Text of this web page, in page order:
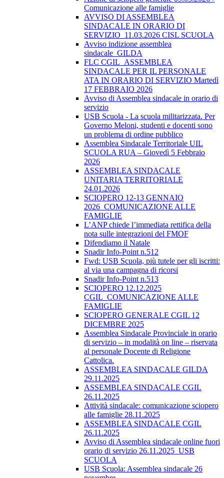
Comunicazione alle famiglie
AVVISO DI ASSEMBLEA
SINDACALE IN ORARIO DI
SERVIZIO_11.03.2026 CISL SCUOLA
Avviso indizione assemblea
sindacale_GILDA
FLC CGIL_ASSEMBLEA
SINDACALE PER IL PERSONALE
ATA IN ORARIO DI SERVIZIO Martedì
17 FEBBRAIO 2026
Avviso di Assemblea sindacale in orario di
servizio
USB Scuola - La scuola militarizzata. Per
Governo Meloni, studenti e docenti sono
un problema di ordine pubblico
Assemblea Sindacale Territoriale UIL
SCUOLA RUA – Giovedì 5 Febbraio
2026
ASSEMBLEA SINDACALE
UNITARIA TERRITORIALE
24.01.2026
SCIOPERO 12-13 GENNAIO
2026_COMUNICAZIONE ALLE
FAMIGLIE
L’ANP chiede l’immediata rettifica della
nota sulle integrazioni del FMOF
Difendiamo il Natale
Snadir Info-Point n.512
Fwd: USB Scuola, più tutele per gli iscritti:
al via una campagna di ricorsi
Snadir Info-Point n.513
SCIOPERO 12.12.2025
CGIL_COMUNICAZIONE ALLE
FAMIGLIE
SCIOPERO GENERALE CGIL 12
DICEMBRE 2025
Assemblea Sindacale Provinciale in orario
di servizio – in modalità on line – riservata
al personale Docente di Religione
Cattolica.
ASSEMBLEA SINDACALE GILDA
29.11.2025
ASSEMBLEA SINDACALE CGIL
26.11.2025
Attività sindacale: comunicazione sciopero
alle famiglie 28.11.2025
ASSEMBLEA SINDACALE CGIL
26.11.2025
Avviso di Assemblea sindacale online fuori
orario di servizio 26.11.2025_USB
SCUOLA
USB Scuola: Assemblea sindacale 26